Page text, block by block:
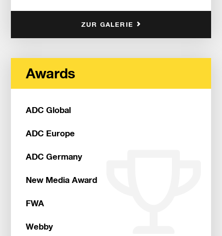
ZUR GALERIE
Awards
ADC Global
ADC Europe
ADC Germany
New Media Award
FWA
Webby